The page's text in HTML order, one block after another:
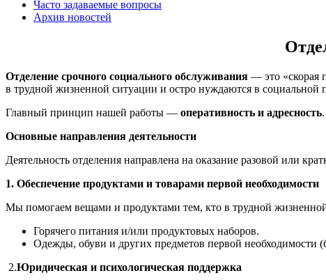
Часто задаваемые вопросы
Архив новостей
Отделение срочного социального обслуживания — это «скорая
в трудной жизненной ситуации и остро нуждаются в социальной
Главный принцип нашей работы — оперативность и адресность
Основные направления деятельности
Деятельность отделения направлена на оказание разовой или
1. Обеспечение продуктами и товарами первой необходимости
Мы помогаем вещами и продуктами тем, кто в трудной
Горячего питания и/или продуктовых наборов.
Одежды, обуви и других предметов первой необходимости
2.Юридическая и психологическая поддержка